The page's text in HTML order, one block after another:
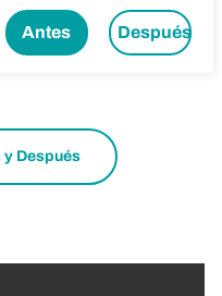
Antes Después
y Después